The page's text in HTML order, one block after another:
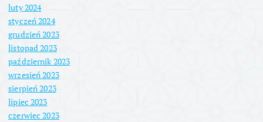
luty 2024
styczeń 2024
grudzień 2023
listopad 2023
październik 2023
wrzesień 2023
sierpień 2023
lipiec 2023
czerwiec 2023